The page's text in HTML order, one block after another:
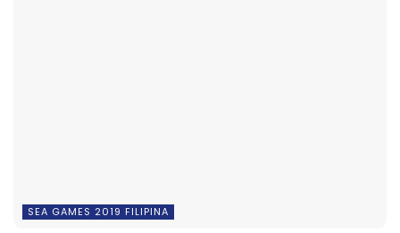
SEA GAMES 2019 FILIPINA